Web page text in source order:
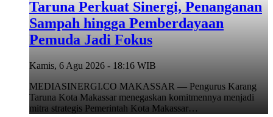
Taruna Perkuat Sinergi, Penanganan
Sampah hingga Pemberdayaan
Pemuda Jadi Fokus
Kamis, 6 Agu 2026 - 18:16 WIB
MEDIASINERGI.CO MAKASSAR — Pengurus Karang
Taruna Kota Makassar menegaskan komitmennya menjadi
mitra strategis Pemerintah Kota Makassar…